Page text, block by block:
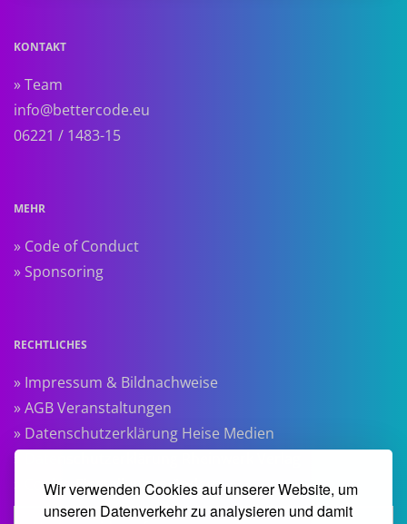
Wir verwenden Cookies auf unserer Website, um
unseren Datenverkehr zu analysieren und damit
KONTAKT
» Team
info@bettercode.eu
06221 / 1483-15
MEHR
» Code of Conduct
» Sponsoring
RECHTLICHES
» Impressum & Bildnachweise
» AGB Veranstaltungen
» Datenschutzerklärung Heise Medien
» Datenschutzerklärung Rheinwerk Verlag
» Cookie-Einstellungen ändern